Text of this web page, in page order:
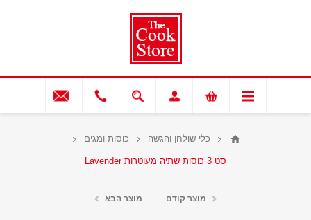
כלי שולחן והגשה כוסות ומגים
סט 3 כוסות שתיה מעוטרות Lavender
מוצר קודם מוצר הבא